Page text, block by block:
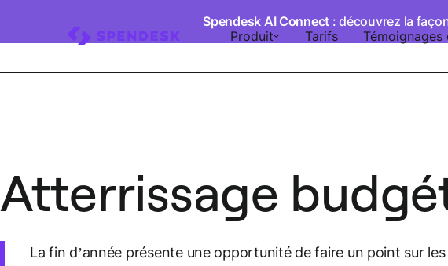
Spendesk AI Connect : découvrez la
Produit
Tarifs Témoignages
Atterrissage
La fin d’année présente une opportunité de faire un point sur